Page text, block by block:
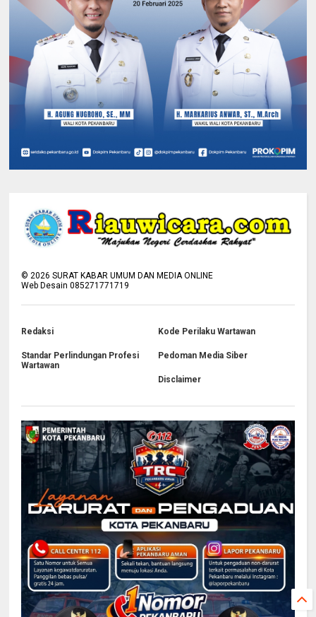
©2026 SURAT KABAR UMUM DAN MEDIA ONLINE
Web Desain 085271771719
Redaksi Kode Perilaku Wartawan
Standar Perlindungan Profesi
Wartawan
Pedoman Media Siber
Disclaimer